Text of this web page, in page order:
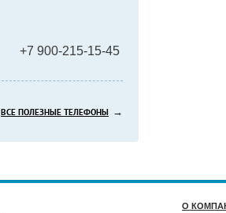
+7 900-215-15-45
ВСЕ ПОЛЕЗНЫЕ ТЕЛЕФОНЫ →
О